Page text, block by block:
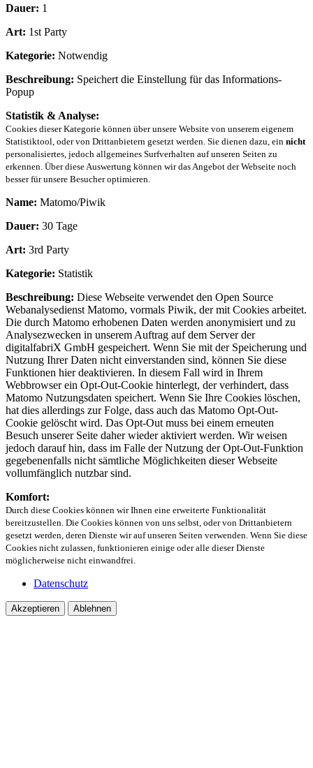
Dauer: 1
Art: 1st Party
Kategorie: Notwendig
Beschreibung: Speichert die Einstellung für das Informations-
Popup
Statistik & Analyse:
Cookies dieser Kategorie können über unsere Website von unserem eigenem
Statistiktool, oder von Drittanbietern gesetzt werden. Sie dienen dazu, ein nicht
personalisiertes, jedoch allgemeines Surfverhalten auf unseren Seiten zu
erkennen. Über diese Auswertung können wir das Angebot der Webseite noch
besser für unsere Besucher optimieren.
Name: Matomo/Piwik
Dauer: 30 Tage
Art: 3rd Party
Kategorie: Statistik
Beschreibung: Diese Webseite verwendet den Open Source
Webanalysedienst Matomo, vormals Piwik, der mit Cookies arbeitet.
Die durch Matomo erhobenen Daten werden anonymisiert und zu
Analysezwecken in unserem Auftrag auf dem Server der
digitalfabriX GmbH gespeichert. Wenn Sie mit der Speicherung und
Nutzung Ihrer Daten nicht einverstanden sind, können Sie diese
Funktionen hier deaktivieren. In diesem Fall wird in Ihrem
Webbrowser ein Opt-Out-Cookie hinterlegt, der verhindert, dass
Matomo Nutzungsdaten speichert. Wenn Sie Ihre Cookies löschen,
hat dies allerdings zur Folge, dass auch das Matomo Opt-Out-
Cookie gelöscht wird. Das Opt-Out muss bei einem erneuten
Besuch unserer Seite daher wieder aktiviert werden. Wir weisen
jedoch darauf hin, dass im Falle der Nutzung der Opt-Out-Funktion
gegebenenfalls nicht sämtliche Möglichkeiten dieser Webseite
vollumfänglich nutzbar sind.
Komfort:
Durch diese Cookies können wir Ihnen eine erweiterte Funktionalität
bereitzustellen. Die Cookies können von uns selbst, oder von Drittanbietern
gesetzt werden, deren Dienste wir auf unseren Seiten verwenden. Wenn Sie diese
Cookies nicht zulassen, funktionieren einige oder alle dieser Dienste
möglicherweise nicht einwandfrei.
Datenschutz
Akzeptieren Ablehnen